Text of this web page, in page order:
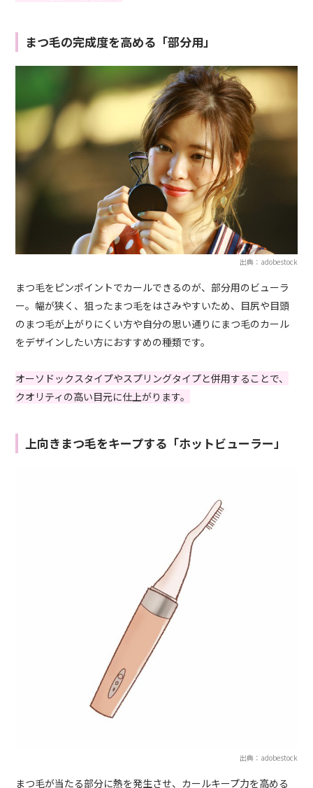
まつ毛の完成度を高める「部分用」
出典：adobestock
まつ毛をピンポイントでカールできるのが、部分用のビューラ
ー。幅が狭く、狙ったまつ毛をはさみやすいため、目尻や目頭
のまつ毛が上がりにくい方や自分の思い通りにまつ毛のカール
をデザインしたい方におすすめの種類です。
オーソドックスタイプやスプリングタイプと併用することで、
クオリティの高い目元に仕上がります。
上向きまつ毛をキープする「ホットビューラー」
出典：adobestock
まつ毛が当たる部分に熱を発生させ、カールキープ力を高める